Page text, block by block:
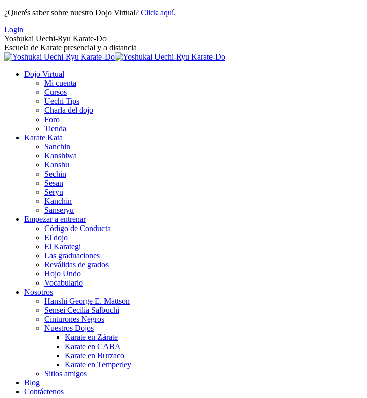
Saltar
contenido
¿Querés saber sobre nuestro Dojo Virtual? Click aquí.
Login
Yoshukai Uechi-Ryu Karate-Do
Escuela de Karate presencial y a distancia
Dojo Virtual
Mi cuenta
Cursos
Uechi Tips
Charla del dojo
Foro
Tienda
Karate Kata
Sanchin
Kanshiwa
Kanshu
Sechin
Sesan
Seryu
Kanchin
Sanseryu
Empezar a entrenar
Código de Conducta
El dojo
El Karategi
Las graduaciones
Reválidas de grados
Hojo Undo
Vocabulario
Nosotros
Hanshi George E. Mattson
Sensei Cecilia Salbuchi
Cinturones Negros
Nuestros Dojos
Karate en Zárate
Karate en CABA
Karate en Burzaco
Karate en Temperley
Sitios amigos
Blog
Contáctenos